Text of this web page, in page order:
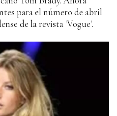
para el número de abril
de la revista 'Vogue'.